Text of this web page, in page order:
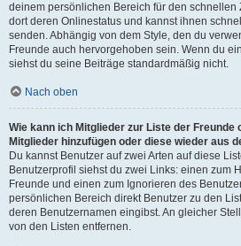
deinem persönlichen Bereich für den schnellen
dort deren Onlinestatus und kannst ihnen
senden. Abhängig von dem Style, den du
Freunde auch hervorgehoben sein. Wenn du
siehst du seine Beiträge standardmäßig nicht.
Nach oben
Wie kann ich Mitglieder zur Liste der
Mitglieder hinzufügen oder diese wieder aus
Du kannst Benutzer auf zwei Arten auf diese
Benutzerprofil siehst du zwei Links: einen zum
Freunde und einen zum Ignorieren des
persönlichen Bereich direkt Benutzer zu den
deren Benutzernamen eingibst. An gleicher
von den Listen entfernen.